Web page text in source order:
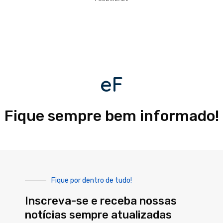
eF
Fique sempre bem informado!
Fique por dentro de tudo!
Inscreva-se e receba nossas
notícias sempre atualizadas